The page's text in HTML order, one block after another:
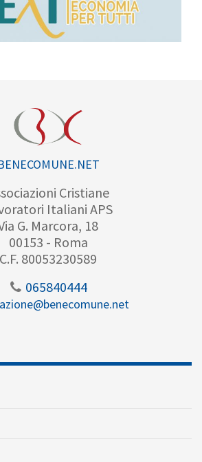
Cristiane
Italiani APS
G. Marcora, 18
00153 - Roma
C.F. 80053230589
065840444